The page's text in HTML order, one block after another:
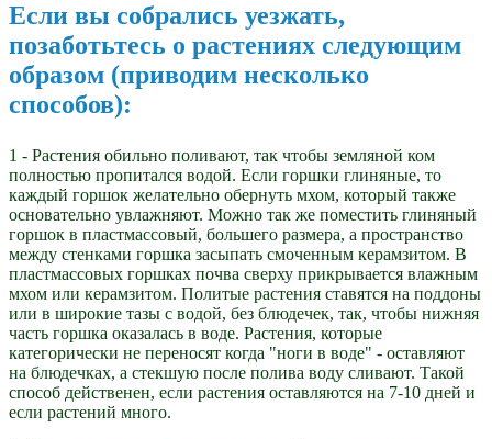
Если вы собрались уезжать,
позаботьтесь о растениях следующим
образом (приводим несколько
способов):
1 - Растения обильно поливают, так чтобы земляной ком
полностью пропитался водой. Если горшки глиняные, то
каждый горшок желательно обернуть мхом, который также
основательно увлажняют. Можно так же поместить глиняный
горшок в пластмассовый, большего размера, а пространство
между стенками горшка засыпать смоченным керамзитом. В
пластмассовых горшках почва сверху прикрывается влажным
мхом или керамзитом. Политые растения ставятся на поддоны
или в широкие тазы с водой, без блюдечек, так, чтобы нижняя
часть горшка оказалась в воде. Растения, которые
категорически не переносят когда "ноги в воде" - оставляют
на блюдечках, а стекшую после полива воду сливают. Такой
способ действенен, если растения оставляются на 7-10 дней и
если растений много.